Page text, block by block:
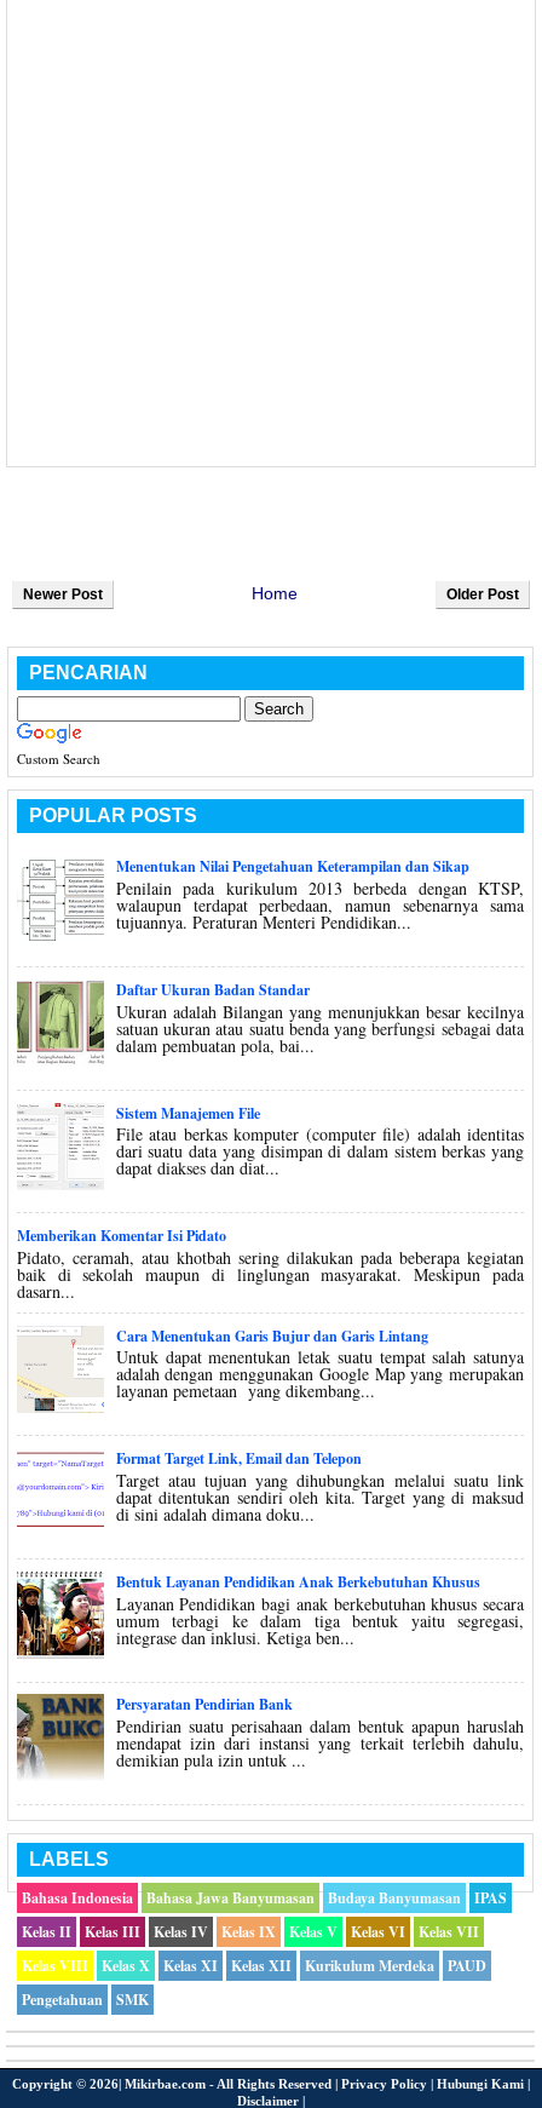
Newer Post Older Post
Home
PENCARIAN
Custom Search
POPULAR POSTS
Menentukan Nilai Pengetahuan Keterampilan dan Sikap
Penilain pada kurikulum 2013 berbeda dengan KTSP,
walaupun terdapat perbedaan, namun sebenarnya sama
tujuannya. Peraturan Menteri Pendidikan...
Daftar Ukuran Badan Standar
Ukuran adalah Bilangan yang menunjukkan besar kecilnya
satuan ukuran atau suatu benda yang berfungsi sebagai data
dalam pembuatan pola, bai...
Sistem Manajemen File
File atau berkas komputer (computer file) adalah identitas
dari suatu data yang disimpan di dalam sistem berkas yang
dapat diakses dan diat...
Memberikan Komentar Isi Pidato
Pidato, ceramah, atau khotbah sering dilakukan pada beberapa kegiatan
baik di sekolah maupun di linglungan masyarakat. Meskipun pada
dasarn...
Cara Menentukan Garis Bujur dan Garis Lintang
Untuk dapat menentukan letak suatu tempat salah satunya
adalah dengan menggunakan Google Map yang merupakan
layanan pemetaan yang dikembang...
Format Target Link, Email dan Telepon
Target atau tujuan yang dihubungkan melalui suatu link
dapat ditentukan sendiri oleh kita. Target yang di maksud
di sini adalah dimana doku...
Bentuk Layanan Pendidikan Anak Berkebutuhan Khusus
Layanan Pendidikan bagi anak berkebutuhan khusus secara
umum terbagi ke dalam tiga bentuk yaitu segregasi,
integrase dan inklusi. Ketiga ben...
Persyaratan Pendirian Bank
Pendirian suatu perisahaan dalam bentuk apapun haruslah
mendapat izin dari instansi yang terkait terlebih dahulu,
demikian pula izin untuk ...
LABELS
Bahasa Indonesia
Bahasa Jawa Banyumasan Budaya Banyumasan
IPAS
Kelas II
Kelas III Kelas IV Kelas IX Kelas V Kelas VI
Kelas VII
Kelas VIII
Kelas X Kelas XI Kelas XII Kurikulum Merdeka
PAUD
Pengetahuan
SMK
Copyright © 2026| Mikirbae.com - All Rights Reserved | Privacy Policy Hubungi Kami
Disclaimer